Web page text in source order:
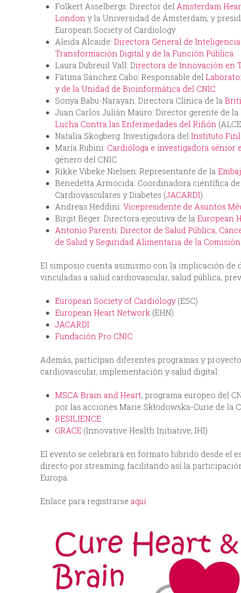
Folkert Asselbergs: Director del Amsterdam
London y la Universidad de Ámsterdam, y
European Society of Cardiology
Aleida Alcaide: Directora General de
Transformación Digital y de la Función Pública
Laura Dubreuil Vall: Directora de Innovación en
Fátima Sánchez Cabo: Responsable del
y de la Unidad de Bioinformática del CNIC
Sonya Babu-Narayan: Directora Clínica de la
Juan Carlos Julián Mauro: Director gerente de la
Lucha Contra las Enfermedades del Riñón
Natalia Skogberg: Investigadora del Instituto
María Rubini: Cardióloga e investigadora sénior
género del CNIC
Rikke Vibeke Nielsen: Representante de la
Benedetta Armocida: Coordinadora científica
Cardiovasculares y Diabetes (JACARDI)
Andreas Heddini: Vicepresidente de Asuntos
Birgit Beger: Directora ejecutiva de la European
Antonio Parenti: Director de Salud Pública,
de Salud y Seguridad Alimentaria de la
El simposio cuenta asimismo con la implicación
vinculadas a salud cardiovascular, salud pública,
European Society of Cardiology (ESC)
European Heart Network (EHN)
JACARDI
Fundación Pro CNIC
Además, participan diferentes programas y
cardiovascular, implementación y salud digital:
MSCA Brain and Heart, programa europeo del
por las acciones Marie Skłodowska-Curie de la
RESILIENCE
GRACE (Innovative Health Initiative, IHI)
El evento se celebrará en formato híbrido desde el
directo por streaming, facilitando así la
Europa.
Enlace para registrarse aquí